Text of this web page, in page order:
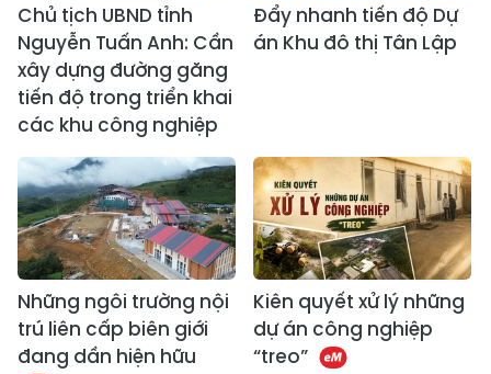
Chủ tịch UBND tỉnh
Nguyễn Tuấn Anh: Cần
xây dựng đường găng
tiến độ trong triển khai
các khu công nghiệp
Đẩy nhanh tiến độ Dự
án Khu đô thị Tân Lập
Những ngôi trường nội
trú liên cấp biên giới
đang dần hiện hữu
Kiên quyết xử lý những
dự án công nghiệp
“treo”